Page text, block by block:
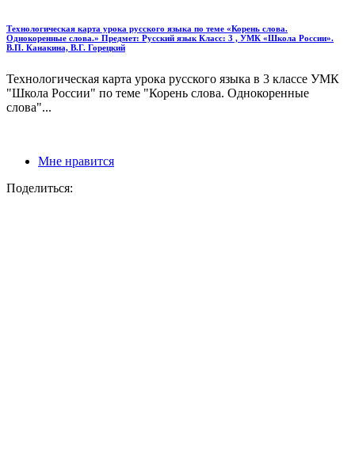
Технологическая карта урока русского языка по теме «Корень слова.
Однокоренные слова.» Предмет: Русский язык Класс: 3 , УМК «Школа России».
В.П. Канакина, В.Г. Горецкий
Технологическая карта урока русского языка в 3 классе УМК
"Школа России" по теме "Корень слова. Однокоренные
слова"...
Мне нравится
Поделиться: